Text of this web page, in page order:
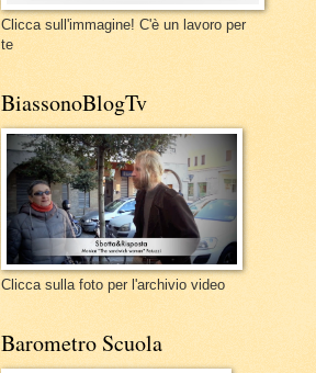
Clicca sull'immagine! C'è un lavoro per
te
BiassonoBlogTv
Clicca sulla foto per l'archivio video
Barometro Scuola